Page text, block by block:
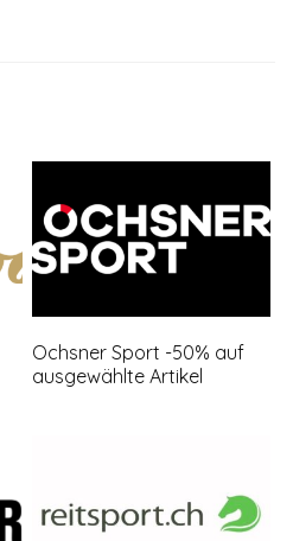
Ochsner Sport -50% auf
ausgewählte Artikel